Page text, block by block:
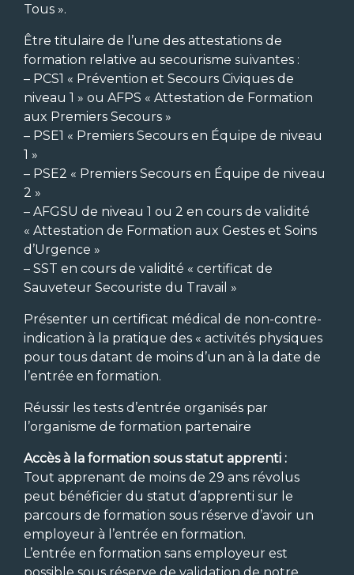
Tous ».
Être titulaire de l’une des attestations de
formation relative au secourisme suivantes :
– PCS1 « Prévention et Secours Civiques de
niveau 1 » ou AFPS « Attestation de Formation
aux Premiers Secours »
– PSE1 « Premiers Secours en Équipe de niveau
1 »
– PSE2 « Premiers Secours en Équipe de niveau
2 »
– AFGSU de niveau 1 ou 2 en cours de validité
« Attestation de Formation aux Gestes et Soins
d’Urgence »
– SST en cours de validité « certificat de
Sauveteur Secouriste du Travail »
Présenter un certificat médical de non-contre-
indication à la pratique des « activités physiques
pour tous datant de moins d’un an à la date de
l’entrée en formation.
Réussir les tests d’entrée organisés par
l’organisme de formation partenaire
Accès à la formation sous statut apprenti :
Tout apprenant de moins de 29 ans révolus
peut bénéficier du statut d’apprenti sur le
parcours de formation sous réserve d’avoir un
employeur à l’entrée en formation.
L’entrée en formation sans employeur est
possible sous réserve de validation de notre